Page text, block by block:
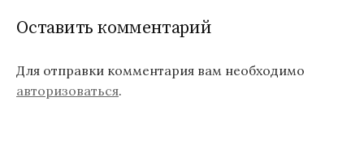
Оставить комментарий
Для отправки комментария вам необходимо
авторизоваться.